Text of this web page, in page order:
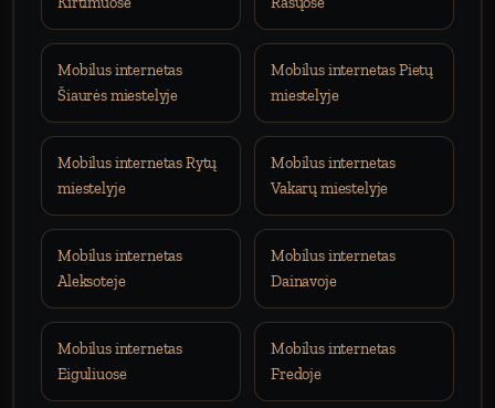
Mobilus internetas
Šiaurės miestelyje
Mobilus internetas Pietų
miestelyje
Mobilus internetas Rytų
miestelyje
Mobilus internetas
Vakarų miestelyje
Mobilus internetas
Aleksoteje
Mobilus internetas
Dainavoje
Mobilus internetas
Eiguliuose
Mobilus internetas
Fredoje